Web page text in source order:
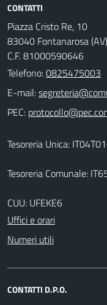
CONTATTI
Piazza Cristo Re, 10
83040 Fontanarosa (AV)
C.F. 81000590646
Telefono:0825475003
E-mail:
PEC:
Tesoreria Unica:
Tesoreria Comunale:
CUU: UFEKE6
Uffici e orari
Numeri utili
CONTATTI D.P.O.